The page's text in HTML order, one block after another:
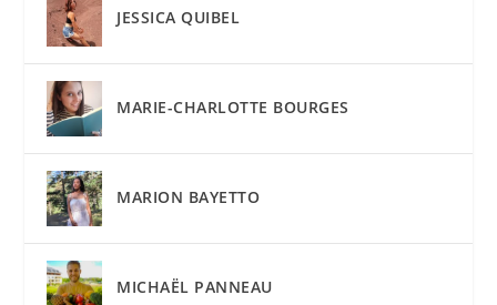
JESSICA QUIBEL
MARIE-CHARLOTTE BOURGES
MARION BAYETTO
MICHAËL PANNEAU